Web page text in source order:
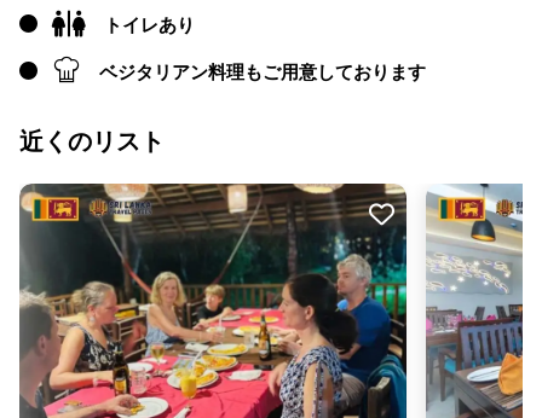
トイレあり
ベジタリアン料理もご用意しております
近くのリスト